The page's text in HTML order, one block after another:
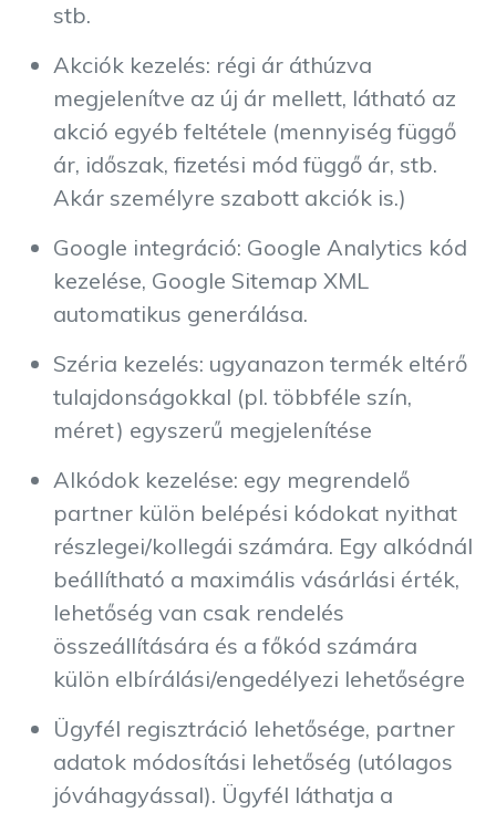
stb.
Akciók kezelés: régi ár áthúzva
megjelenítve az új ár mellett, látható az
akció egyéb feltétele (mennyiség függő
ár, időszak, fizetési mód függő ár, stb.
Akár személyre szabott akciók is.)
Google integráció: Google Analytics kód
kezelése, Google Sitemap XML
automatikus generálása.
Széria kezelés: ugyanazon termék eltérő
tulajdonságokkal (pl. többféle szín,
méret) egyszerű megjelenítése
Alkódok kezelése: egy megrendelő
partner külön belépési kódokat nyithat
részlegei/kollegái számára. Egy alkódnál
beállítható a maximális vásárlási érték,
lehetőség van csak rendelés
összeállítására és a főkód számára
külön elbírálási/engedélyezi lehetőségre
Ügyfél regisztráció lehetősége, partner
adatok módosítási lehetőség (utólagos
jóváhagyással). Ügyfél láthatja a